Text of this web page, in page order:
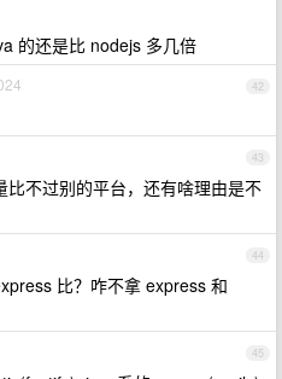
的还是比 nodejs 多几倍
42
43
比不过别的平台，还有啥理由是不
44
比？咋不拿 express 和
45